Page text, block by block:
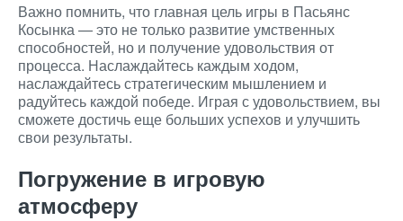
Важно помнить, что главная цель игры в Пасьянс
Косынка — это не только развитие умственных
способностей, но и получение удовольствия от
процесса. Наслаждайтесь каждым ходом,
наслаждайтесь стратегическим мышлением и
радуйтесь каждой победе. Играя с удовольствием, вы
сможете достичь еще больших успехов и улучшить
свои результаты.
Погружение в игровую
атмосферу